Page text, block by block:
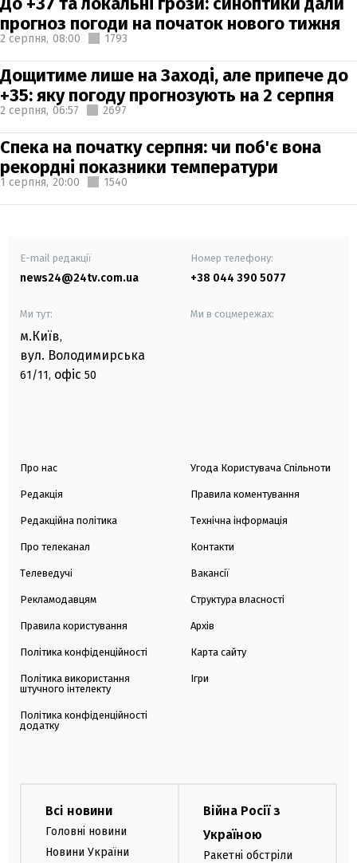
прогноз погоди на початок нового тижня
2 серпня, 08:00 1793
Дощитиме лише на Заході, але припече до
+35: яку погоду прогнозують на 2 серпня
2 серпня, 06:57 2697
Спека на початку серпня: чи поб'є вона
рекордні показники температури
1 серпня, 20:00 1540
E-mail редакції
news24@24tv.com.ua
Номер телефону:
+38 044 390 5077
Ми тут:
м.Київ,
вул. Володимирська
61/11, офіс 50
Ми в соцмережах:
Про нас
Редакція
Редакційна політика
Про телеканал
Телеведучі
Рекламодавцям
Правила користування
Політика конфіденційності
Політика використання
штучного інтелекту
Політика конфіденційності
додатку
Угода Користувача Спільноти
Правила коментування
Технічна інформація
Контакти
Вакансії
Структура власності
Архів
Карта сайту
Ігри
Всі новини
Головні новини
Новини України
Війна Росії з
Україною
Ракетні обстріли